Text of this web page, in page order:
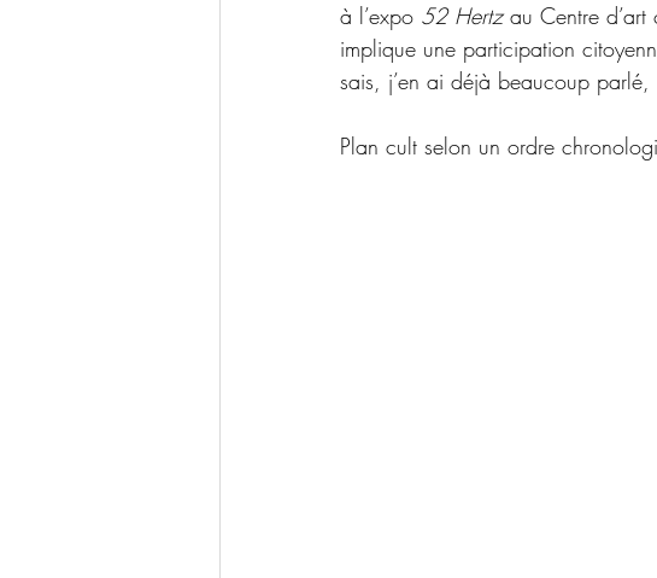
à l’expo 52 Hertz au Centre d’art
implique une participation
sais, j’en ai déjà beaucoup parlé,
Plan cult selon un ordre